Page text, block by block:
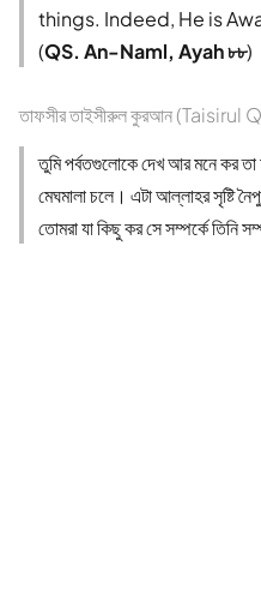
things. Indeed, He is
(QS. An-Naml, Ayah ৮৮)
তাফসীর তাইসীরুল কুরআন (Taisirul
তুমি পর্বতগুলোকে দেখ আর মনে কর
মেঘমালা চলে। এটা আল্লাহর সৃষ্টি
তোমরা যা কিছু কর সে সম্পর্কে তিনি